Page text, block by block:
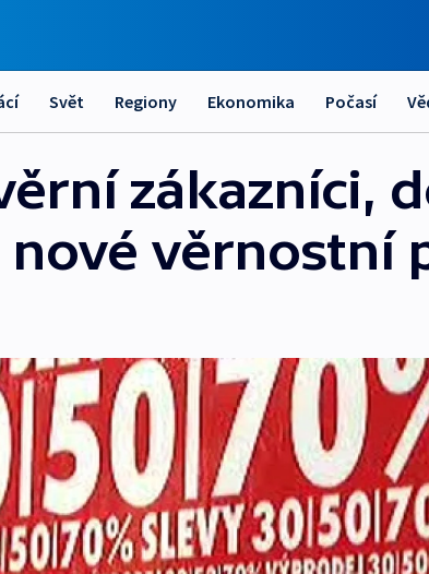
Svět Regiony Ekonomika Počasí
zákazníci,
věrnostní